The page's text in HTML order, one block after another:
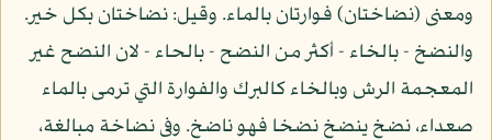
ومعنى (نضاختان) فوارتان بالماء. وقيل: نضاختان بكل خير.
والنضخ - بالخاء - أكثر من النضح - بالحاء - لان النضح غير
المعجمة الرش وبالخاء كالبرك والفوارة التي ترمى بالماء
صعداء، نضخ ينضخ نضخا فهو ناضخ. وفى نضاخة مبالغة،